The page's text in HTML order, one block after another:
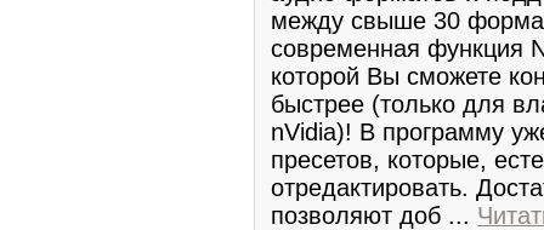
между свыше 30
современная функция
которой Вы сможете
быстрее (только для
nVidia)! В программу
пресетов, которые,
отредактировать.
позволяют доб ...